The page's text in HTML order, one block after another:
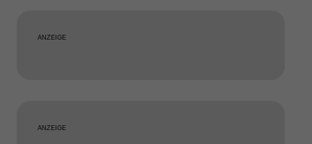
ANZEIGE
ANZEIGE